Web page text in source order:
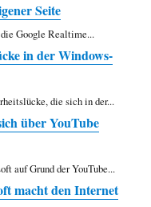
Seite
Google Realtime...
in der Windows-
die sich in der...
über YouTube
auf Grund der YouTube...
macht den Internet